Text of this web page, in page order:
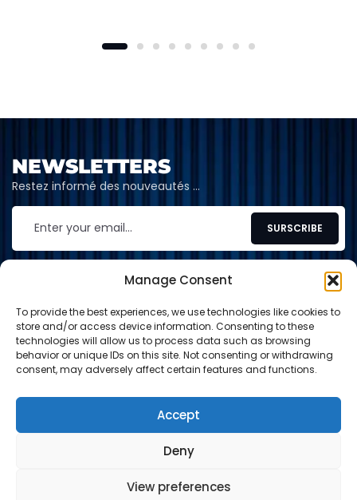
Manage Consent
To provide the best experiences, we use technologies like cookies to
store and/or access device information. Consenting to these
technologies will allow us to process data such as browsing
behavior or unique IDs on this site. Not consenting or withdrawing
consent, may adversely affect certain features and functions.
Accept
Deny
View preferences
NEWSLETTERS
Restez informé des nouveautés …
CONTACT
contact@shop-tcg.fr
INFORMATION
© 2024-2026 Shop TCG. Tous droits réservés.